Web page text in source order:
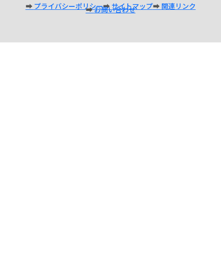
プライバシーポリシー サイトマップ 関連リンク
お問い合わせ